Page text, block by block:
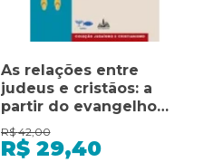
As relações entre
judeus e cristãos: a
partir do evangelho
segundo joão
R$ 42,00
R$ 29,40